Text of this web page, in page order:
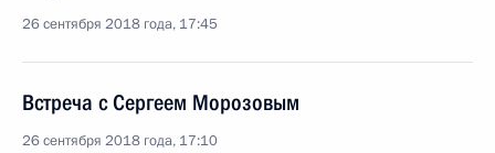
26 сентября 2018 года, 17:45
Встреча с Сергеем Морозовым
26 сентября 2018 года, 17:10